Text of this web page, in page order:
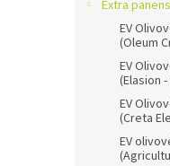
Extra
EV
(Oleum
EV
(Elasion
EV
(Creta
EV